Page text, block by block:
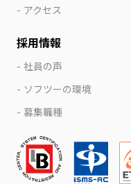
アクセス
採用情報
社員の声
ソフツーの環境
募集職種